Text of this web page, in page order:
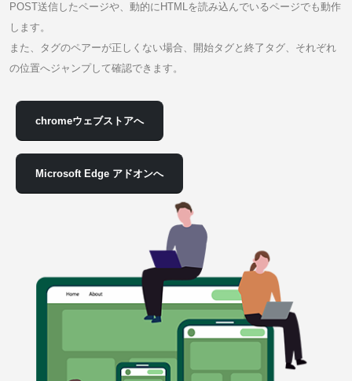
POST送信したページや、動的にHTMLを読み込んでいるページでも動作
します。
また、タグのペアーが正しくない場合、開始タグと終了タグ、それぞれ
の位置へジャンプして確認できます。
chromeウェブストアへ
Microsoft Edge アドオンへ